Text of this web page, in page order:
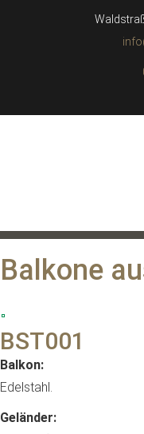
Balkone
BST001
Balkon:
Edelstahl.
Geländer: